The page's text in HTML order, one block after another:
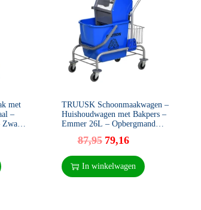
met
–
TRUUSK Schoonmaakwagen –
Huishoudwagen met Bakpers –
Emmer 26L – Opbergmand
87,95 79,16
In winkelwagen